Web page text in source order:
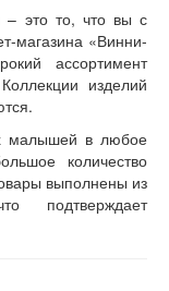
– это то, что вы с
магазина «Винни-
ассортимент
изделий
малышей в любое
количество
выполнены из
подтверждает